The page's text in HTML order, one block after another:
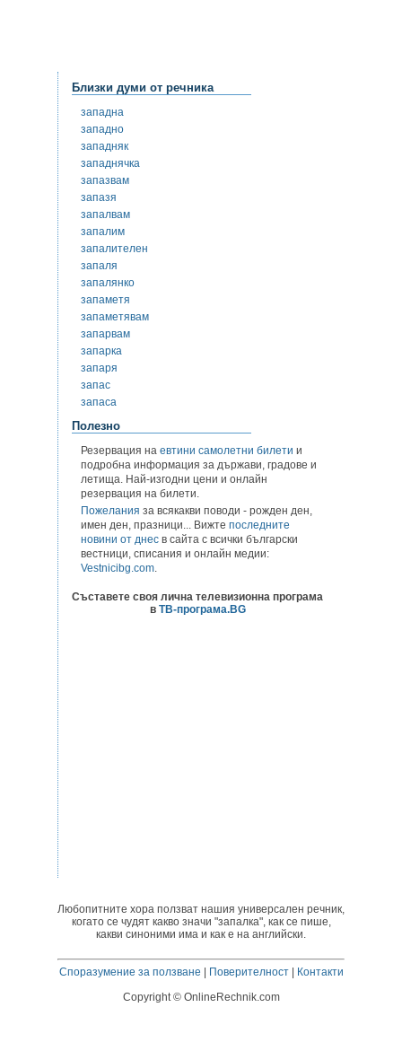
Близки думи от речника
западна
западно
западняк
западнячка
запазвам
запазя
запалвам
запалим
запалителен
запаля
запалянко
запаметя
запаметявам
запарвам
запарка
запаря
запас
запаса
Полезно
Резервация на евтини самолетни билети и
подробна информация за държави, градове и
летища. Най-изгодни цени и онлайн
резервация на билети.
Пожелания за всякакви поводи - рожден ден,
имен ден, празници... Вижте последните
новини от днес в сайта с всички български
вестници, списания и онлайн медии:
Vestnicibg.com.
Съставете своя лична телевизионна програма
в ТВ-програма.BG
Любопитните хора ползват нашия универсален речник,
когато се чудят какво значи "запалка", как се пише,
какви синоними има и как е на английски.
Споразумение за ползване | Поверителност| Контакти
Copyright © OnlineRechnik.com